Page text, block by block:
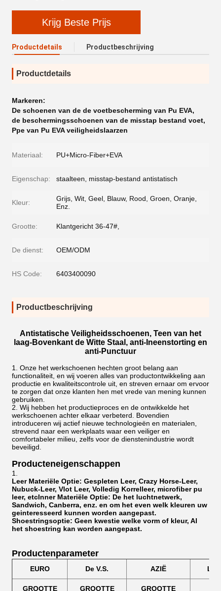
Krijg Beste Prijs
Productdetails Productbeschrijving
Productdetails
Markeren:
De schoenen van de de voetbescherming van Pu EVA,
de beschermingsschoenen van de misstap bestand voet,
Ppe van Pu EVA veiligheidslaarzen
Materiaal: PU+Micro-Fiber+EVA
Eigenschap: staalteen, misstap-bestand antistatisch
Kleur:
Grijs, Wit, Geel, Blauw, Rood, Groen, Oranje,
Enz.
Grootte: Klantgericht 36-47#,
De dienst: OEM/ODM
HS Code: 6403400090
Productbeschrijving
Antistatische Veiligheidsschoenen, Teen van het
laag-Bovenkant de Witte Staal, anti-Ineenstorting en
anti-Punctuur
Onze het werkschoenen hechten groot belang aan
functionaliteit, en wij voeren alles van productontwikkeling aan
productie en kwaliteitscontrole uit, en streven ernaar om ervoor
te zorgen dat onze klanten hen met vrede van mening kunnen
gebruiken.
Wij hebben het productieproces en de ontwikkelde het
werkschoenen achter elkaar verbeterd. Bovendien
introduceren wij actief nieuwe technologieën en materialen,
strevend naar een werkplaats waar een veiliger en
comfortabeler milieu, zelfs voor de dienstenindustrie wordt
beveiligd.
Producteneigenschappen
Leer Materiële Optie: Gespleten Leer, Crazy Horse-Leer,
Nubuck-Leer, Vlot Leer, Volledig Korrelleer, microfiber pu
leer, etcInner Materiële Optie: De het luchtnetwerk,
Sandwich, Canberra, enz. en om het even welk kleuren uw
geinteresseerd kunnen worden aangepast.
Shoestringsoptie: Geen kwestie welke vorm of kleur, Al
het shoestring kan worden aangepast.
Productenparameter
EURO De V.S. AZIË
GROOTTE GROOTTE GROOTTE